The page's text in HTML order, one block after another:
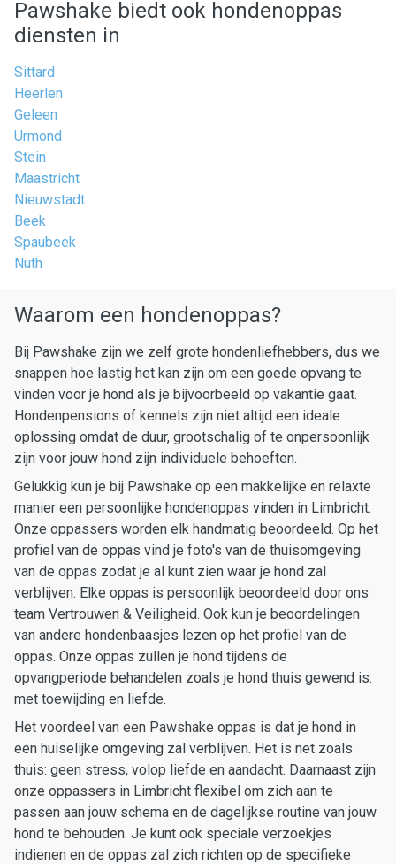
Pawshake biedt ook hondenoppas
diensten in
Sittard
Heerlen
Geleen
Urmond
Stein
Maastricht
Nieuwstadt
Beek
Spaubeek
Nuth
Waarom een hondenoppas?
Bij Pawshake zijn we zelf grote hondenliefhebbers, dus we
snappen hoe lastig het kan zijn om een goede opvang te
vinden voor je hond als je bijvoorbeeld op vakantie gaat.
Hondenpensions of kennels zijn niet altijd een ideale
oplossing omdat de duur, grootschalig of te onpersoonlijk
zijn voor jouw hond zijn individuele behoeften.
Gelukkig kun je bij Pawshake op een makkelijke en relaxte
manier een persoonlijke hondenoppas vinden in Limbricht.
Onze oppassers worden elk handmatig beoordeeld. Op het
profiel van de oppas vind je foto's van de thuisomgeving
van de oppas zodat je al kunt zien waar je hond zal
verblijven. Elke oppas is persoonlijk beoordeeld door ons
team Vertrouwen & Veiligheid. Ook kun je beoordelingen
van andere hondenbaasjes lezen op het profiel van de
oppas. Onze oppas zullen je hond tijdens de
opvangperiode behandelen zoals je hond thuis gewend is:
met toewijding en liefde.
Het voordeel van een Pawshake oppas is dat je hond in
een huiselijke omgeving zal verblijven. Het is net zoals
thuis: geen stress, volop liefde en aandacht. Daarnaast zijn
onze oppassers in Limbricht flexibel om zich aan te
passen aan jouw schema en de dagelijkse routine van jouw
hond te behouden. Je kunt ook speciale verzoekjes
indienen en de oppas zal zich richten op de specifieke